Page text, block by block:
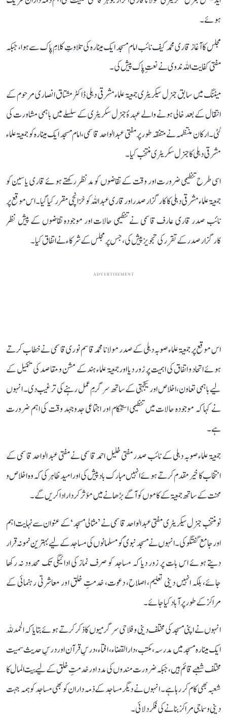
ہوئے ۔
مجلس کا آغاز قاری محمد کیف نائب امام مسجد ایک مینارہ کی تلاوتِ کلامِ پاک سے ہوا، جبکہ
مفتی کفایت اللہ ندوی نے نعتِ پاک پیش کی۔
میٹنگ میں سابق جنرل سیکریٹری جمعیۃ علماء مشرقی دہلی ڈاکٹر مشتاق انصاری مرحوم کے
انتقال کے بعد خالی ہونے والے عہدۂ جنرل سکریٹری کے سلسلے میں باہمی مشاورت کی
گئی۔ ارکان منتظمہ نے متفقہ طور پر مفتی عبد الواحد قاسمی، امام مسجد ایک مینارہ کو جمعیۃ علماء
مشرقی دہلی کا جنرل سکریٹری منتخب کیا۔
اسی طرح تنظیمی ضرورت اور وقت کے تقاضوں کو مدنظر رکھتے ہوئے قاری یاسین کو
جمعیۃ علماء مشرقی دہلی کا کارگزار صدر اور قاری عبد اللہ کو خزانچی مقرر کیا گیا۔ اس موقع پر
نائب صدر قاری عارف قاسمی نے تنظیمی حالات اور موجودہ تقاضوں کے پیش نظر
کارگزار صدر کے تقرر کی تجویز پیش کی، جس پر مجلس کے شرکاء نے اتفاق کیا۔
ADVERTISEMENT
اس موقع پر جمعیۃ علماء صوبہ دہلی کے صدر مولانا محمد قاسم نوری قاسمی نے خطاب کرتے
ہوئے اتحاد و اتفاق کی اہمیت پر زور دیا اور جمعیۃ علماء ہند کے مشن و مقاصد کی تکمیل کے
لیے باہمی تعاون، اخلاص اور یکجہتی کے ساتھ سرگرمِ عمل رہنے کی ترغیب دی۔ انہوں
نے کہا کہ موجودہ حالات میں تنظیمی استحکام اور اجتماعی جدوجہد وقت کی اہم ضرورت
ہے۔
جمعیۃ علماء صوبہ دہلی کے نائب صدر مفتی خلیل احمد قاسمی نے مفتی عبد الواحد قاسمی کے
انتخاب کا خیر مقدم کرتے ہوئے انہیں مبارک باد پیش کی اور امید ظاہر کی کہ وہ اخلاص و
محنت کے ساتھ جمعیۃ کے کاموں کو آگے بڑھانے میں مؤثر کردار ادا کریں گے۔
نو منتخب جنرل سیکریٹری مفتی عبد الواحد قاسمی نے ’مثالی مسجد‘ کے عنوان سے نہایت اہم
اور جامع گفتگو کی۔ انہوں نے مسجد نبویؐ کو مسلمانوں کی مساجد کے لیے بہترین نمونہ قرار
دیتے ہوئے اس بات پر زور دیا کہ مساجد کو صرف نماز کی ادائیگی تک محدود نہ رکھا
جائے، بلکہ انہیں دینی تعلیم، اصلاح، دعوت، خدمتِ خلق اور معاشرتی رہنمائی کے
مراکز کے طور پر آباد کیا جائے۔
انہوں نے اپنی مسجد کی مختلف دینی و فلاحی سرگرمیوں کا ذکر کرتے ہوئے بتایا کہ الحمدللہ
ایک مینارہ مسجد میں مدرسہ، مکتب، دارالقضاء، افتاء، درسِ قرآن اور درسِ حدیث سمیت
مختلف شعبے قائم ہیں، جبکہ ضرورت مندوں کی مدد اور خدمتِ خلق کے لیے بیت المال کا
شعبہ بھی کام کر رہا ہے۔ انہوں نے دیگر مساجد کے ذمہ داران کو بھی مساجد کو ہمہ جہت
دینی و سماجی مراکز بنانے کی فکر دلائی۔